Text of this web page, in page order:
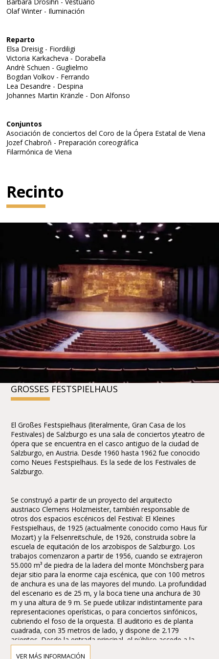
Olaf Winter - Iluminación
Reparto
Elsa Dreisig - Fiordiligi
Victoria Karkacheva - Dorabella
Andrè Schuen - Guglielmo
Bogdan Volkov - Ferrando
Lea Desandre - Despina
Johannes Martin Kränzle - Don Alfonso
Conjuntos
Asociación de conciertos del Coro de la Ópera Estatal de Viena
Jozef Chabroň - Preparación coreográfica
Filarmónica de Viena
Recinto
GROSSES FESTSPIELHAUS
El Großes Festspielhaus (literalmente, Gran Casa de los
Festivales) de Salzburgo es una sala de conciertos yteatro de
ópera que se encuentra en el casco antiguo de la ciudad de
Salzburgo, en Austria. Desde 1960 hasta 1962 fue conocido
como Neues Festspielhaus. Es la sede de los Festivales de
Salzburgo.
Se construyó a partir de un proyecto del arquitecto
austriaco Clemens Holzmeister, también responsable de
otros dos espacios escénicos del Festival: El Kleines
Festspielhaus, de 1925 (actualmente conocido como Haus für
Mozart) y la Felsenreitschule, de 1926, construida sobre la
escuela de equitación de los arzobispos de Salzburgo. Los
trabajos comenzaron a partir de 1956, cuando se extrajeron
55.000 m³ de piedra de la ladera del monte Mönchsberg para
dejar sitio para la enorme caja escénica, que con 100 metros
de anchura es una de las mayores del mundo. La profundidad
del escenario es de 25 m, y la boca tiene una anchura de 30
m y una altura de 9 m. Se puede utilizar indistintamente para
representaciones operísticas, o para conciertos sinfónicos,
cubriendo el foso de la orquesta. El auditorio es de planta
cuadrada, con 35 metros de lado, y dispone de 2.179
asientos. Desde la entrada principal, el público accede a la
VER MÁS INFORMACIÓN